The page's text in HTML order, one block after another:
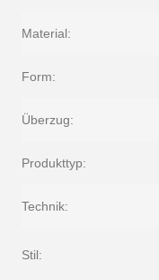
Material:
Form:
Überzug:
Produkttyp:
Technik:
Stil: